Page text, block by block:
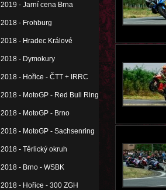
2019 - Jarní cena Brna
2018 - Frohburg
2018 - Hradec Králové
2018 - Dymokury
2018 - Hořice - ČTT + IRRC
2018 - MotoGP - Red Bull Ring
2018 - MotoGP - Brno
2018 - MotoGP - Sachsenring
2018 - Těrlický okruh
2018 - Brno - WSBK
2018 - Hořice - 300 ZGH